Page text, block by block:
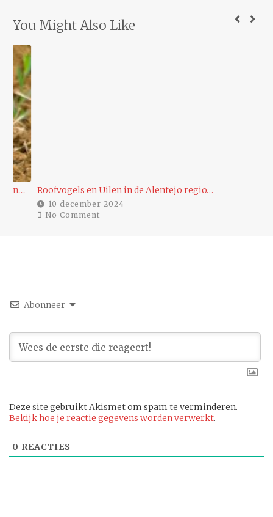
You Might Also Like
Roofvogels en Uilen in de Alentejo regio…
10 december 2024
No Comment
Abonneer
Deze site gebruikt Akismet om spam te verminderen.
Bekijk hoe je reactie gegevens worden verwerkt.
0 REACTIES